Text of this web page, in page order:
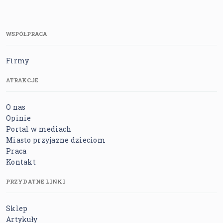
WSPÓŁPRACA
Firmy
ATRAKCJE
O nas
Opinie
Portal w mediach
Miasto przyjazne dzieciom
Praca
Kontakt
PRZYDATNE LINKI
Sklep
Artykuły